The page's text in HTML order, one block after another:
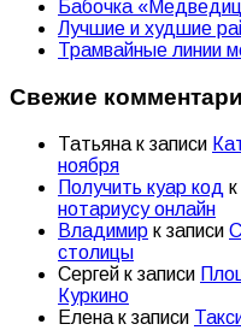
Бабочка
Лучшие и худшие
Трамвайные линии
Свежие
Татьяна к записи
ноября
Получить куар код
нотариусу онлайн
Владимир к записи
столицы
Сергей к записи
Куркино
Елена к записи